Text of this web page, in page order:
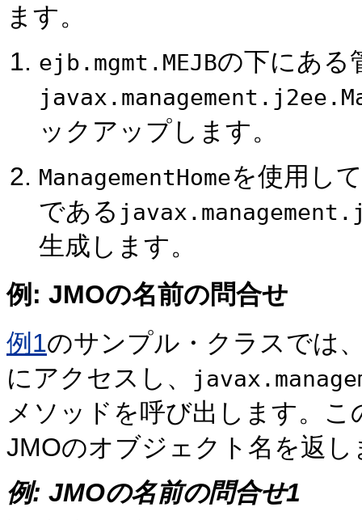
ます。
ejb.mgmt.MEJBの下にある
ックアップします。
ManagementHomeを使用し
である
生成します。
例: JMOの名前の問合せ
例1のサンプル・クラスでは
にアクセスし、
メソッドを呼び出します。
JMOのオブジェクト名を返し
例: JMOの名前の問合せ1